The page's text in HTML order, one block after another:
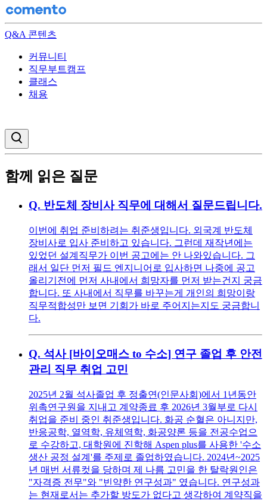
Q&A 콘텐츠
커뮤니티
직무부트캠프
클래스
채용
함께 읽은 질문
Q. 반도체 장비사 직무에 대해서 질문드립니다.
이번에 취업 준비하려는 취준생입니다. 외국계 반도체
장비사로 입사 준비하고 있습니다. 그런데 재작년에는
있었던 설계직무가 이번 공고에는 안 나와있습니다. 그
래서 일단 먼저 필드 엔지니어로 입사하면 나중에 공고
올리기전에 먼저 사내에서 희망자를 먼저 받는건지 궁금
합니다. 또 사내에서 직무를 바꾸는게 개인의 희망이랑
직무적합성만 보면 기회가 바로 주어지는지도 궁금합니
다.
Q. 석사 [바이오매스 to 수소] 연구 졸업 후 안전
관리 직무 취업 고민
2025년 2월 석사졸업 후 정출연(인문사회)에서 1년동안
위촉연구원을 지내고 계약종료 후 2026년 3월부로 다시
취업을 준비 중인 취준생입니다. 화공 순혈은 아니지만,
반응공학, 열역학, 유체역학, 화공양론 등을 전공수업으
로 수강하고, 대학원에 진학해 Aspen plus를 사용한 '수소
생산 공정 설계'를 주제로 졸업하였습니다. 2024년~2025
년 매번 서류컷을 당하며 제 나름 고민을 한 탈락원인은
"자격증 전무"와 "빈약한 연구성과" 였습니다. 연구성과
는 현재로서는 추가할 방도가 없다고 생각하여 계약직을